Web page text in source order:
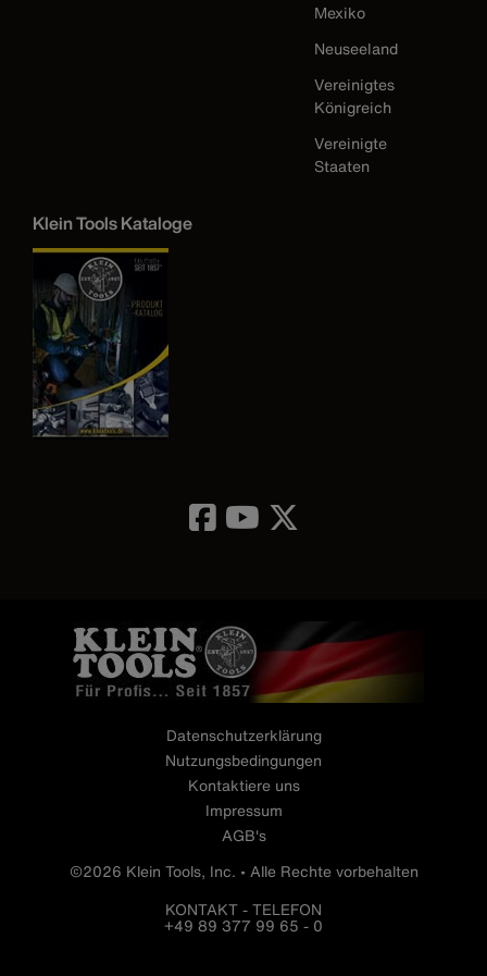
Mexiko
Neuseeland
Vereinigtes
Königreich
Vereinigte
Staaten
Klein Tools Kataloge
Datenschutzerklärung
Nutzungsbedingungen
Kontaktiere uns
Impressum
AGB's
©2026 Klein Tools, Inc. • Alle Rechte vorbehalten
KONTAKT - TELEFON
+49 89 377 99 65 - 0